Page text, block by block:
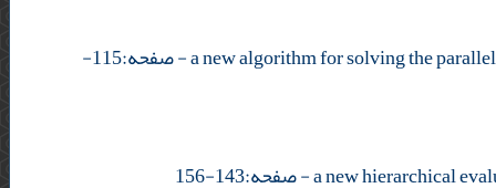
- صفحه:115-
- صفحه:143-156